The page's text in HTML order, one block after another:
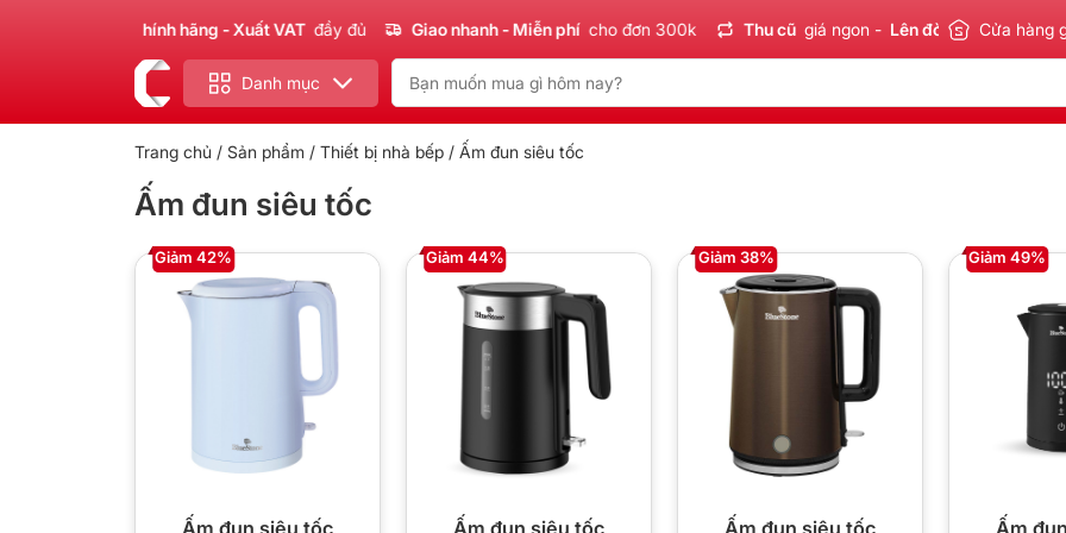
Chính hãng - Xuất VAT đầy đủ Giao nhanh - Miễn phí cho đơn 300k Thu cũ giá ngon - Lên đời tiết kiệmCửa hàng
Danh mục
Trang chủ / Sản phẩm / Thiết bị nhà bếp/ Ấm đun siêu tốc
Ấm đun siêu tốc
Giảm 42%
Ấm đun siêu tốc
Giảm 44%
Ấm đun siêu tốc
Giảm 38%
Ấm đun siêu tốc
Giảm 49%
Ấm